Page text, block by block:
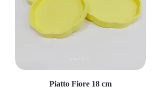
Piatto Fiore 18 cm